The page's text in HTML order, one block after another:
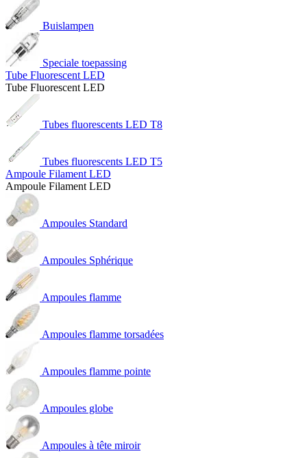
Buislampen
Speciale toepassing
Tube Fluorescent LED
Tube Fluorescent LED
Tubes fluorescents LED T8
Tubes fluorescents LED T5
Ampoule Filament LED
Ampoule Filament LED
Ampoules Standard
Ampoules Sphérique
Ampoules flamme
Ampoules flamme torsadées
Ampoules flamme pointe
Ampoules globe
Ampoules à tête miroir